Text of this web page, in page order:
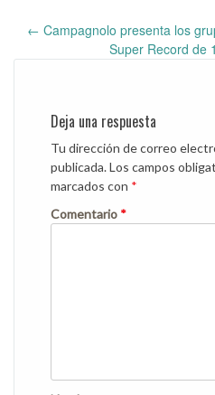
navigation
← Campagnolo presenta los
Super Record de
Deja una respuesta
Tu dirección de correo
publicada.Los campos
marcados con *
Comentario *